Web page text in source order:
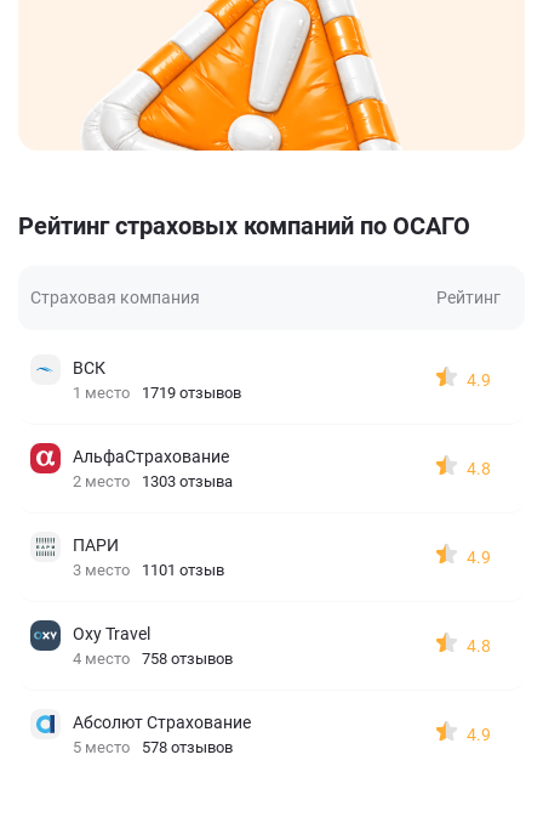
Рейтинг страховых компаний по ОСАГО
Страховая компания Рейтинг
ВСК
1 место 1719 отзывов
4.9
АльфаСтрахование
2 место 1303 отзыва
4.8
ПАРИ
3 место 1101 отзыв
4.9
Oxy Travel
4 место 758 отзывов
4.8
Абсолют Страхование
5 место 578 отзывов
4.9